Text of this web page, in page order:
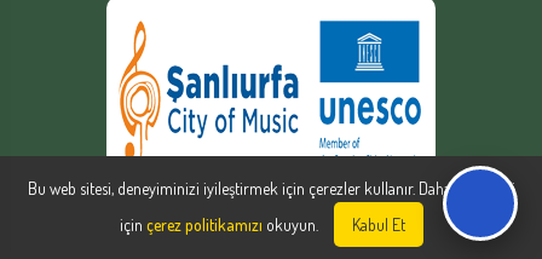
Şanlıurfa Büyükşehir Belediyesi | Yazılım Şube Müdürlüğü © Copyright
Bu web sitesi, deneyiminizi iyileştirmek için çerezler kullanır. Daha fazla bilgi
için çerez politikamızı okuyun. Kabul Et